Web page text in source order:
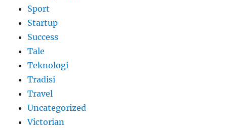
Sport
Startup
Success
Tale
Teknologi
Tradisi
Travel
Uncategorized
Victorian